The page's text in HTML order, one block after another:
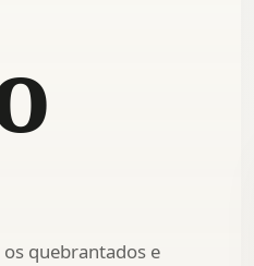
quebrantados e